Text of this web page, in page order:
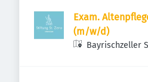
Exam.
(m/w/d)
Bayrischzeller